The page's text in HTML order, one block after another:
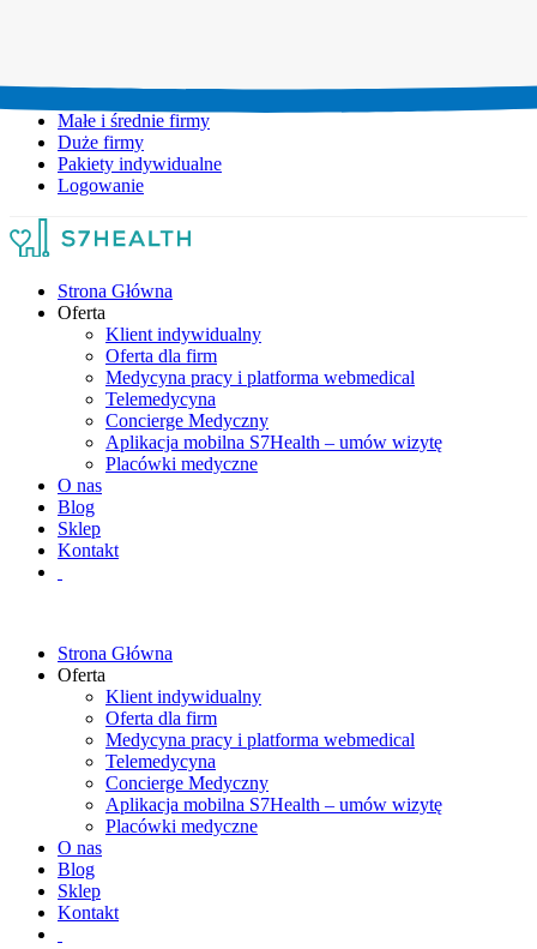
Małe i średnie firmy
Duże firmy
Pakiety indywidualne
Logowanie
Strona Główna
Oferta
Klient indywidualny
Oferta dla firm
Medycyna pracy i platforma webmedical
Telemedycyna
Concierge Medyczny
Aplikacja mobilna S7Health – umów wizytę
Placówki medyczne
O nas
Blog
Sklep
Kontakt
Strona Główna
Oferta
Klient indywidualny
Oferta dla firm
Medycyna pracy i platforma webmedical
Telemedycyna
Concierge Medyczny
Aplikacja mobilna S7Health – umów wizytę
Placówki medyczne
O nas
Blog
Sklep
Kontakt